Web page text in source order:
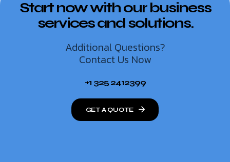
Start now with our business
services and solutions.
Additional Questions?
Contact Us Now
+1 325 2412399
GET A QUOTE